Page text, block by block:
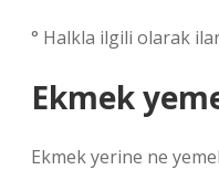
° Halkla ilgili olarak
Ekmek
Ekmek yerine ne